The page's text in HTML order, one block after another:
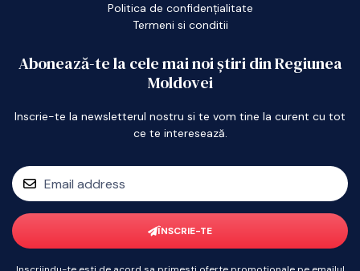
Politica de confidențialitate
Termeni si conditii
Abonează-te la cele mai noi știri din Regiunea
Moldovei
Inscrie-te la newsletterul nostru si te vom tine la curent cu tot
ce te interesează.
ÎNSCRIE-TE